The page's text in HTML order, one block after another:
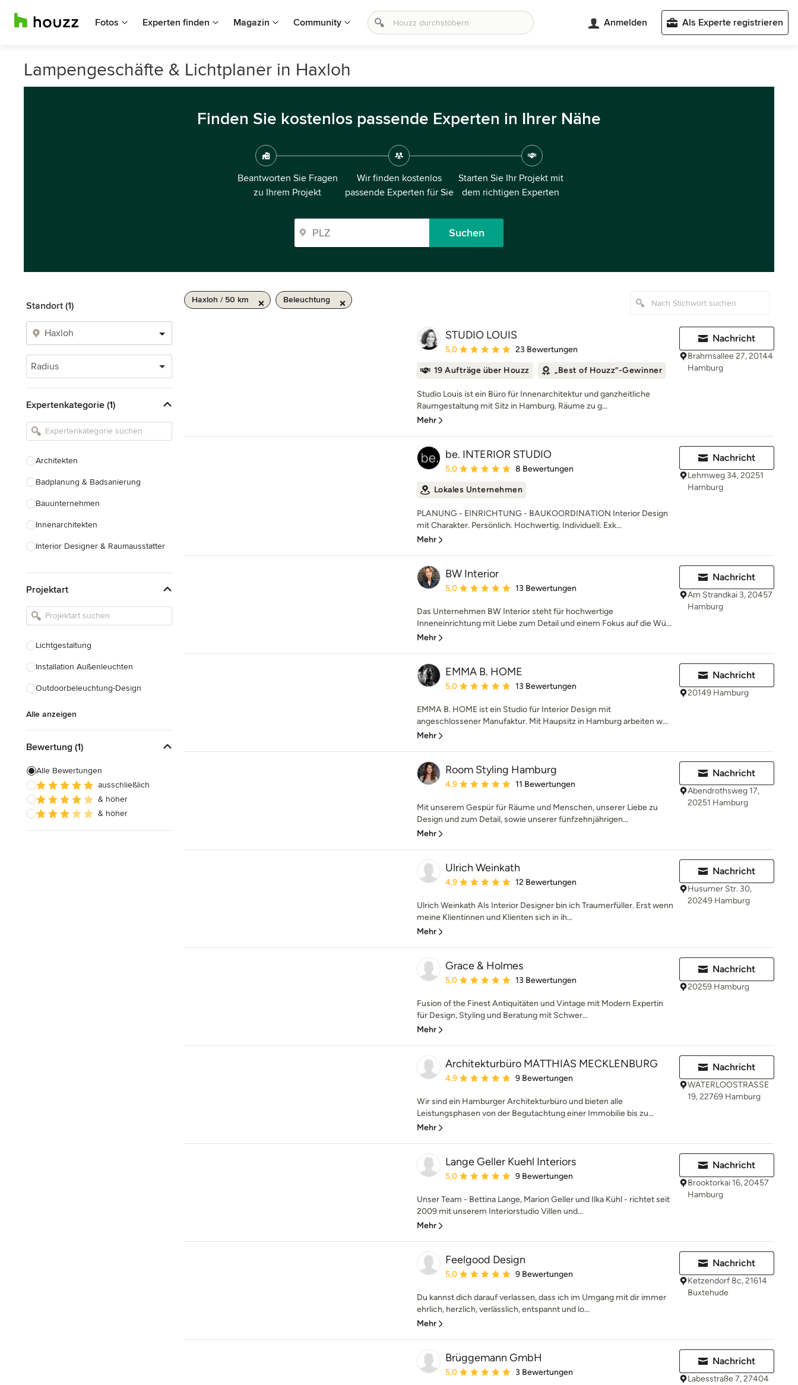
Fotos Experten finden Magazin Community Anmelden Als Experte registrieren
Lampengeschäfte & Lichtplaner in Haxloh
Finden Sie kostenlos passende Experten in Ihrer Nähe
Beantworten Sie Fragen
zu Ihrem Projekt
Wir finden kostenlos
passende Experten für Sie
Starten Sie Ihr Projekt mit
dem richtigen Experten
Suchen
Standort (1)
Radius
Expertenkategorie (1)
Architekten
Badplanung & Badsanierung
Bauunternehmen
Innenarchitekten
Interior Designer & Raumausstatter
Landschaftsarchitekten
Armaturen & Sanitärbedarf
Einbauschränke
Projektart
Lichtgestaltung
Installation Außenleuchten
Outdoorbeleuchtung-Design
Alle anzeigen
Bewertung (1)
Alle Bewertungen
ausschließlich
& höher
& höher
Haxloh / 50 km Beleuchtung
STUDIO LOUIS
Durchschnittliche Bewertung: 5 von 5 Sternen
5,0 23 Bewertungen
19 Aufträge über Houzz „Best of Houzz“-Gewinner
Studio Louis ist ein Büro für Innenarchitektur und ganzheitliche
Raumgestaltung mit Sitz in Hamburg. Räume zu g...
Mehr
Nachricht
Brahmsallee 27, 20144
Hamburg
be. INTERIOR STUDIO
Durchschnittliche Bewertung: 5 von 5 Sternen
5,0 8 Bewertungen
Lokales Unternehmen
PLANUNG - EINRICHTUNG - BAUKOORDINATION Interior Design
mit Charakter. Persönlich. Hochwertig. Individuell. Exk...
Mehr
Nachricht
Lehmweg 34, 20251
Hamburg
BW Interior
Durchschnittliche Bewertung: 5 von 5 Sternen
5,0 13 Bewertungen
Das Unternehmen BW Interior steht für hochwertige
Inneneinrichtung mit Liebe zum Detail und einem Fokus auf die Wü...
Mehr
Nachricht
Am Strandkai 3, 20457
Hamburg
EMMA B. HOME
Durchschnittliche Bewertung: 5 von 5 Sternen
5,0 13 Bewertungen
EMMA B. HOME ist ein Studio für Interior Design mit
angeschlossener Manufaktur. Mit Haupsitz in Hamburg arbeiten w...
Mehr
Nachricht
20149 Hamburg
Room Styling Hamburg
Durchschnittliche Bewertung: 4.9 von 5 Sternen
4,9 11 Bewertungen
Mit unserem Gespür für Räume und Menschen, unserer Liebe zu
Design und zum Detail, sowie unserer fünfzehnjährigen...
Mehr
Nachricht
Abendrothsweg 17,
20251 Hamburg
Ulrich Weinkath
Durchschnittliche Bewertung: 4.9 von 5 Sternen
4,9 12 Bewertungen
Ulrich Weinkath Als Interior Designer bin ich Traumerfüller. Erst wenn
meine Klientinnen und Klienten sich in ih...
Mehr
Nachricht
Husumer Str. 30,
20249 Hamburg
Grace & Holmes
Durchschnittliche Bewertung: 5 von 5 Sternen
5,0 13 Bewertungen
Fusion of the Finest Antiquitäten und Vintage mit Modern Expertin
für Design, Styling und Beratung mit Schwer...
Mehr
Nachricht
20259 Hamburg
Architekturbüro MATTHIAS MECKLENBURG
Durchschnittliche Bewertung: 4.9 von 5 Sternen
4,9 9 Bewertungen
Wir sind ein Hamburger Architekturbüro und bieten alle
Leistungsphasen von der Begutachtung einer Immobilie bis zu...
Mehr
Nachricht
WATERLOOSTRASSE
19, 22769 Hamburg
Lange Geller Kuehl Interiors
Durchschnittliche Bewertung: 5 von 5 Sternen
5,0 9 Bewertungen
Unser Team - Bettina Lange, Marion Geller und Ilka Kühl - richtet seit
2009 mit unserem Interiorstudio Villen und...
Mehr
Nachricht
Brooktorkai 16, 20457
Hamburg
Feelgood Design
Durchschnittliche Bewertung: 5 von 5 Sternen
5,0 9 Bewertungen
Du kannst dich darauf verlassen, dass ich im Umgang mit dir immer
ehrlich, herzlich, verlässlich, entspannt und lo...
Mehr
Nachricht
Ketzendorf 8c, 21614
Buxtehude
Brüggemann GmbH
Durchschnittliche Bewertung: 5 von 5 Sternen
5,0 3 Bewertungen
Nachricht
Labesstraße 7, 27404